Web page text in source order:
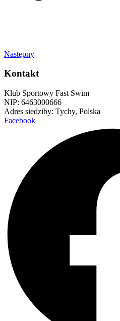
Następny
Kontakt
Klub Sportowy Fast Swim
NIP: 6463000666
Adres siedziby: Tychy, Polska
Facebook